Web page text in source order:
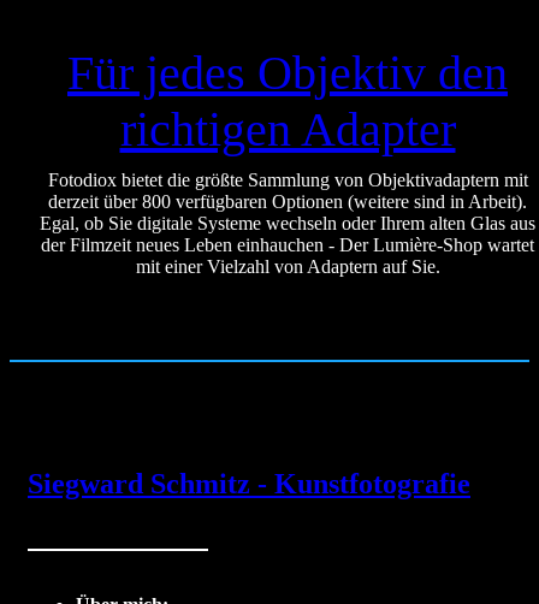
Für jedes Objektiv den
richtigen Adapter
Fotodiox bietet die größte Sammlung von Objektivadaptern mit
derzeit über 800 verfügbaren Optionen (weitere sind in Arbeit).
Egal, ob Sie digitale Systeme wechseln oder Ihrem alten Glas aus
der Filmzeit neues Leben einhauchen - Der Lumière-Shop wartet
mit einer Vielzahl von Adaptern auf Sie.
Siegward Schmitz - Kunstfotografie